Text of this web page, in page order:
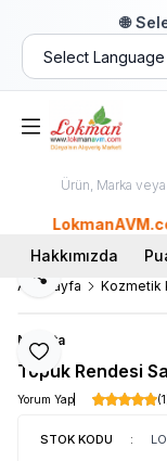
🌐
Hakkımızda
Ana Sayfa Kozmetik
Favoriye Ekle
Paylaş
Nascita
Topuk Rendesi
Yorum Yap
STOK KODU :